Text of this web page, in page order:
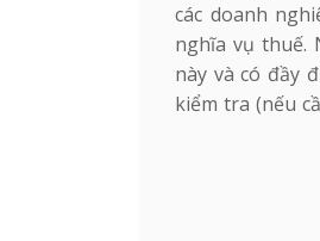
các doanh
nghĩa vụ thuế.
này và có đầy
kiểm tra (nếu